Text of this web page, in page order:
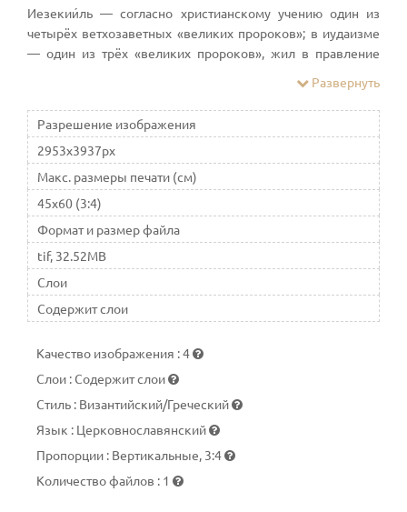
Иезекии́ль — согласно христианскому учению один из
четырёх ветхозаветных «великих пророков»; в иудаизме
— один из трёх «великих пророков», жил в правление
возрасте тридцати лет, находясь в вавилонском пленении
Развернуть
Разрешение изображения
2953x3937px
Макс. размеры печати (см)
45x60 (3:4)
Формат и размер файла
tif, 32.52MB
Слои
Содержит слои
Качество изображения :4
Слои :Содержит слои
Стиль : Византийский/Греческий
Язык : Церковнославянский
Пропорции : Вертикальные, 3:4
Количество файлов : 1